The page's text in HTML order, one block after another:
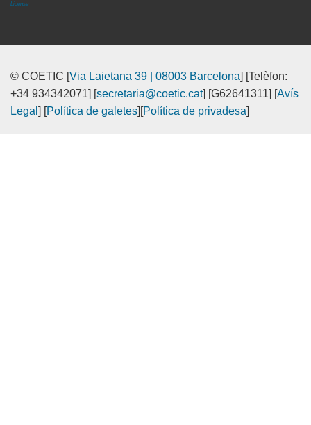
License
© COETIC [Via Laietana 39 | 08003 Barcelona] [Telèfon:
+34 934342071] [secretaria@coetic.cat] [G62641311] [Avís
Legal ] [Política de galetes][Política de privadesa]